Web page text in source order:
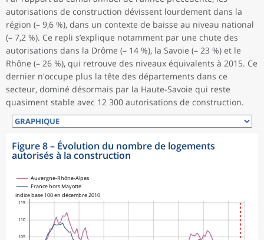
autorisations de construction dévissent lourdement dans la
région (– 9,6 %), dans un contexte de baisse au niveau national
(– 7,2 %). Ce repli s’explique notamment par une chute des
autorisations dans la Drôme (– 14 %), la Savoie (– 23 %) et le
Rhône (– 26 %), qui retrouve des niveaux équivalents à 2015. Ce
dernier n'occupe plus la tête des départements dans ce
secteur, dominé désormais par la Haute-Savoie qui reste
quasiment stable avec 12 300 autorisations de construction.
Figure 8– Évolution du nombre de logements
autorisés à la construction
105
110
115
indice base 100 en décembre 2010
Auvergne-Rhône-Alpes
France hors Mayotte